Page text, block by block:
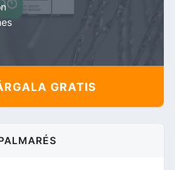
GRATIS